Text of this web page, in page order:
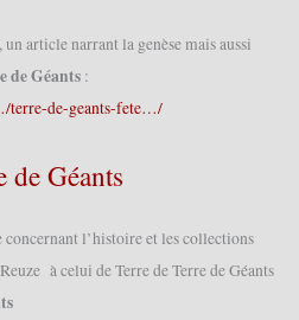
article narrant la genèse mais aussi
de Géants :
terre-de-geants-fete…/
de Géants
l’histoire et les collections
à celui de Terre de Terre de Géants